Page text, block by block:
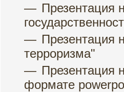
Презентация
Презентация
терроризма"
Презентация
формате